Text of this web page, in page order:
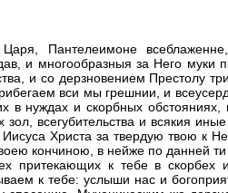
Пантелеимоне
и многообразныя за Него муки
и со дерзновением Престолу
вси мы грешнии, и
в нуждах и скорбных
всегубительства и всякия
Христа за твердую твою к
кончиною, в нейже по данней
притекающих к тебе в скорбех
к тебе: услыши нас и